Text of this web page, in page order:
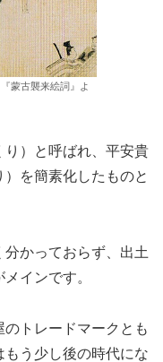
蒙古襲来絵詞』よ
り）と呼ばれ、平安貴
を簡素化したものと
かっておらず、出土
インです。
トレードマークとも
う少し後の時代にな